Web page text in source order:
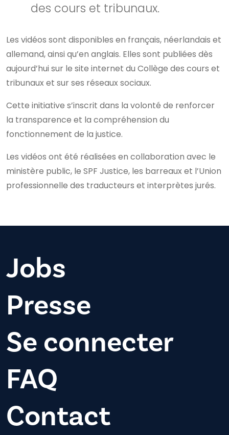
des cours et tribunaux.
Les vidéos sont disponibles en français, néerlandais et
allemand, ainsi qu’en anglais. Elles sont publiées dès
aujourd’hui sur le site internet du Collège des cours et
tribunaux et sur ses réseaux sociaux.
Cette initiative s’inscrit dans la volonté de renforcer
la transparence et la compréhension du
fonctionnement de la justice.
Les vidéos ont été réalisées en collaboration avec le
ministère public, le SPF Justice, les barreaux et l’Union
professionnelle des traducteurs et interprètes jurés.
Jobs
Presse
Se connecter
FAQ
Contact